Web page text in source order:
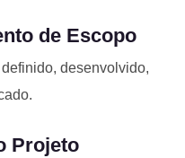
de Escopo
desenvolvido,
Projeto